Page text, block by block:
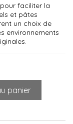
faciliter la
et pâtes
un choix de
environnements
panier